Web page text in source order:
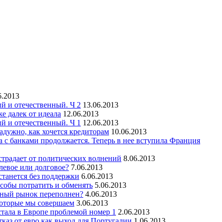
и отечественный. Ч 2 13.06.2013
от идеала 12.06.2013
и отечественный. Ч 1 12.06.2013
как хочется кредиторам 10.06.2013
с банками продолжается. Теперь в нее вступила Франция
от политических волнений 8.06.2013
или долговое? 7.06.2013
без поддержки 6.06.2013
потратить и обменять 5.06.2013
рынок переполнен? 4.06.2013
мы совершаем 3.06.2013
в Европе проблемой номер 1 2.06.2013